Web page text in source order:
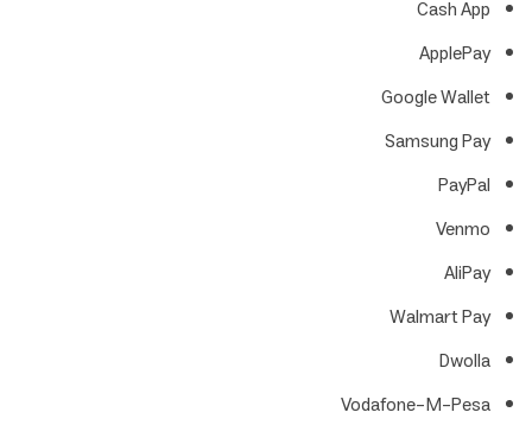
Cash App
ApplePay
Google Wallet
Samsung Pay
PayPal
Venmo
AliPay
Walmart Pay
Dwolla
Vodafone-M-Pesa